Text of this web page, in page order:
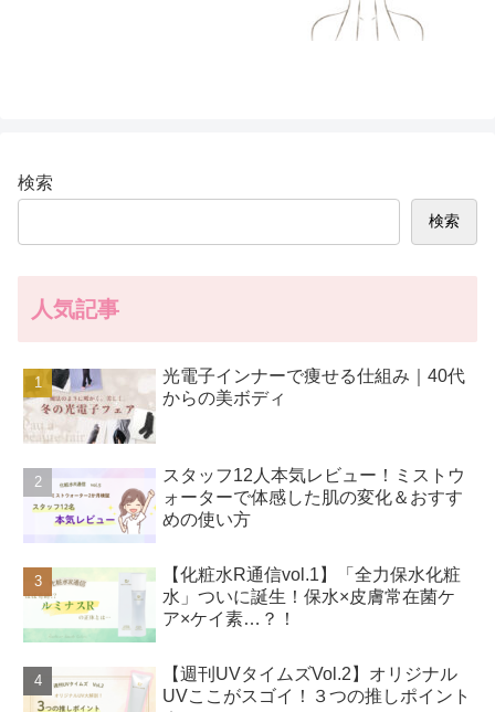
検索
検索
人気記事
光電子インナーで痩せる仕組み｜40代
からの美ボディ
スタッフ12人本気レビュー！ミストウ
ォーターで体感した肌の変化＆おすす
めの使い方
【化粧水R通信vol.1】「全力保水化粧
水」ついに誕生！保水×皮膚常在菌ケ
ア×ケイ素…？！
【週刊UVタイムズVol.2】オリジナル
UVここがスゴイ！３つの推しポイント